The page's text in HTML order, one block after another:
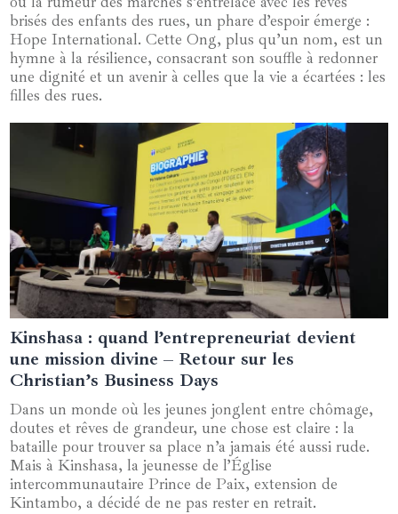
brisés des enfants des rues, un phare d’espoir émerge :
Hope International. Cette Ong, plus qu’un nom, est un
hymne à la résilience, consacrant son souffle à redonner
une dignité et un avenir à celles que la vie a écartées : les
filles des rues.
13 juillet 2025
Kinshasa : quand l’entrepreneuriat devient
une mission divine – Retour sur les
Christian’s Business Days
Dans un monde où les jeunes jonglent entre chômage,
doutes et rêves de grandeur, une chose est claire : la
bataille pour trouver sa place n’a jamais été aussi rude.
Mais à Kinshasa, la jeunesse de l’Église
intercommunautaire Prince de Paix, extension de
Kintambo, a décidé de ne pas rester en retrait.